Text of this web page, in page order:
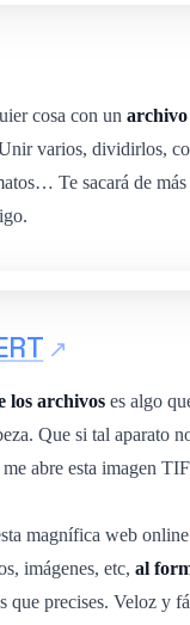
cosa con un
varios, dividirlos,
Te sacará de más
los archivos es algo
Que si tal aparato
me abre esta imagen
magnífica web
imágenes, etc, al
que precises. Veloz y